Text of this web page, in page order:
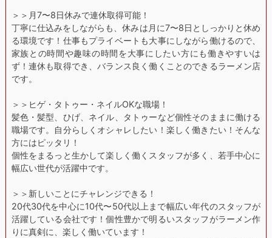
＞＞月7〜8日休みで連休取得可能！
丁寧に仕込みをしながらも、休みは月に7〜8日としっかりと休め
る環境です！仕事もプライベートも大事にしながら働けるので、
家族との時間や趣味の時間を大事にしたい方にも働きやすいは
ず！連休も取得でき、バランス良く働くことのできるラーメン店
です。
＞＞ヒゲ・タトゥー・ネイルOKな職場！
髪色・髪型、ひげ、ネイル、タトゥーなど個性そのままに働ける
職場です。自分らしくオシャレしたい！楽しく働きたい！そんな
方にはピッタリ！
個性をまるっと生かして楽しく働くスタッフが多く、若手中心に
幅広い世代が活躍中です。
＞＞新しいことにチャレンジできる！
20代30代を中心に10代〜50代以上まで幅広い年代のスタッフが
活躍している会社です！個性豊かで明るいスタッフがラーメン作
りに真剣に、楽しく働いています！